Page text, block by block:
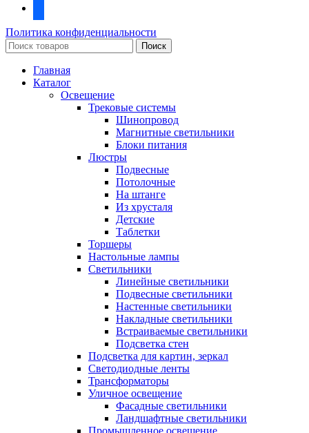
Политика конфиденциальности
Поиск
Главная
Каталог
Освещение
Трековые системы
Шинопровод
Магнитные светильники
Блоки питания
Люстры
Подвесные
Потолочные
На штанге
Из хрусталя
Детские
Таблетки
Торшеры
Настольные лампы
Светильники
Линейные светильники
Подвесные светильники
Настенные светильники
Накладные светильники
Встраиваемые светильники
Подсветка стен
Подсветка для картин, зеркал
Светодиодные ленты
Трансформаторы
Уличное освещение
Фасадные светильники
Ландшафтные светильники
Промышленное освещение